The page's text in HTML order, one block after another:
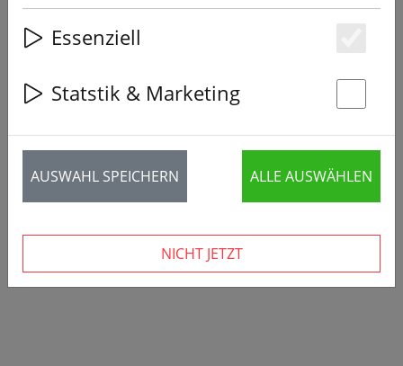
Essenziell
Statstik & Marketing
AUSWAHL SPEICHERN ALLE AUSWÄHLEN
NICHT JETZT